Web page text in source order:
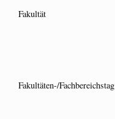
Fakultät
Fakultäten-/Fachbereichstag